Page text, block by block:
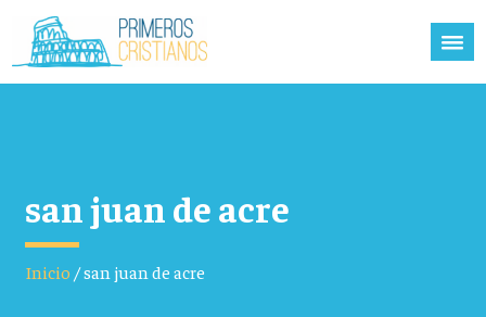
san juan de acre
Inicio/san juan de acre